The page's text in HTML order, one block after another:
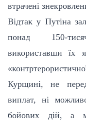
втрачені
Відтак у Путіна
понад 150-
використавши їх
Курщині, не
виплат, ні
бойових дій, а